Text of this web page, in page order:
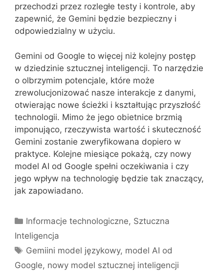
przechodzi przez rozległe testy i kontrole, aby
zapewnić, że Gemini będzie bezpieczny i
odpowiedzialny w użyciu.
Gemini od Google to więcej niż kolejny postęp
w dziedzinie sztucznej inteligencji. To narzędzie
o olbrzymim potencjale, które może
zrewolucjonizować nasze interakcje z danymi,
otwierając nowe ścieżki i kształtując przyszłość
technologii. Mimo że jego obietnice brzmią
imponująco, rzeczywista wartość i skuteczność
Gemini zostanie zweryfikowana dopiero w
praktyce. Kolejne miesiące pokażą, czy nowy
model AI od Google spełni oczekiwania i czy
jego wpływ na technologię będzie tak znaczący,
jak zapowiadano.
Kategorie
Informacje technologiczne, Sztuczna
Inteligencja
Tagi
Gemiini model językowy, model AI od
Google, nowy model sztucznej inteligencji